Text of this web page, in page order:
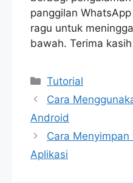
panggilan
ragu untuk
bawah. Terima
Categories
Tutorial
Cara
Android
Cara Menyimpan
Aplikasi